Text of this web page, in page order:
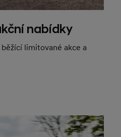
nabídky
limitované akce a